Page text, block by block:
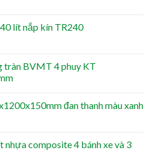
lít nắp kín TR240
tràn BVMT 4 phuy KT
đan thanh màu xanh
nhựa composite 4 bánh xe và 3